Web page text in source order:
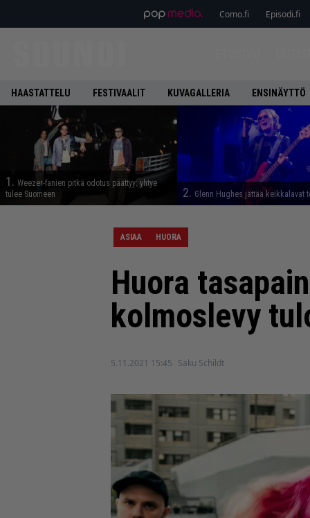
Como.fi Episodi.fi
HAASTATTELU FESTIVAALIT KUVAGALLERIA ENSINÄYTTÖ
1. Weezer-fanien pitkä odotus päättyy: yhtye
tulee Suomeen
2. Glenn Hughes jättää keikkalavat
ASIAA HUORA
Huora
kolmoslevy
5.11.2021 15:45 Saku Schildt